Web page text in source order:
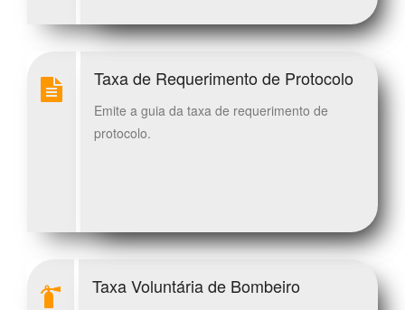
Taxa de Requerimento de Protocolo
Emite a guia da taxa de requerimento de
protocolo.
Taxa Voluntária de Bombeiro